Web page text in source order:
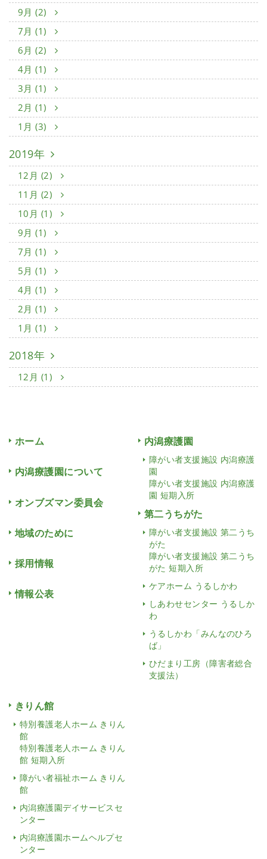
9月 (2)
7月 (1)
6月 (2)
4月 (1)
3月 (1)
2月 (1)
1月 (3)
2019年
12月 (2)
11月 (2)
10月 (1)
9月 (1)
7月 (1)
5月 (1)
4月 (1)
2月 (1)
1月 (1)
2018年
12月 (1)
ホーム
内潟療護園について
オンブズマン委員会
地域のために
採用情報
情報公表
内潟療護園
障がい者支援施設 内潟療護
園
障がい者支援施設 内潟療護
園 短期入所
第二うちがた
障がい者支援施設 第二うち
がた
障がい者支援施設 第二うち
がた 短期入所
ケアホーム うるしかわ
しあわせセンター うるしか
わ
うるしかわ「みんなのひろ
ば」
ひだまり工房（障害者総合
支援法）
きりん館
特別養護老人ホーム きりん
館
特別養護老人ホーム きりん
館 短期入所
障がい者福祉ホーム きりん
館
内潟療護園デイサービスセ
ンター
内潟療護園ホームヘルプセ
ンター